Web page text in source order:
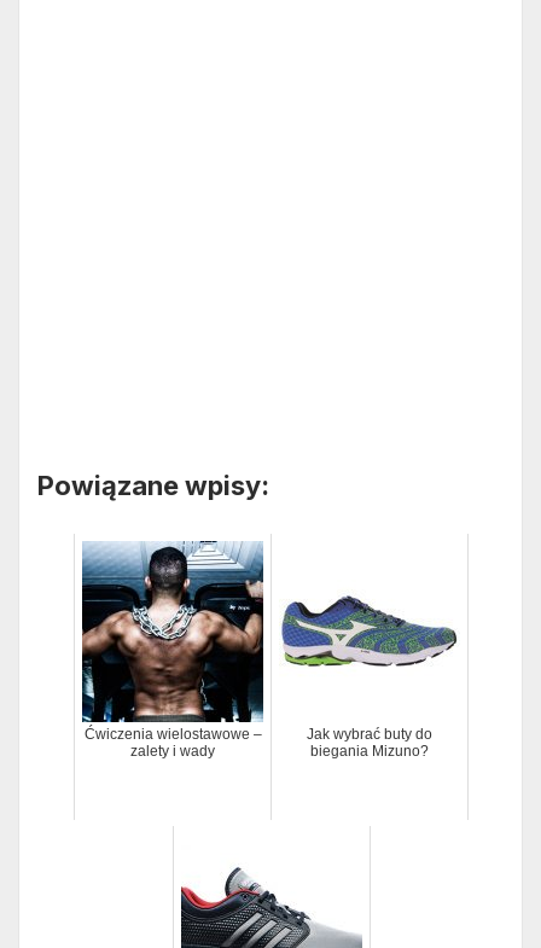
Powiązane wpisy:
Ćwiczenia wielostawowe –
zalety i wady
Jak wybrać buty do
biegania Mizuno?